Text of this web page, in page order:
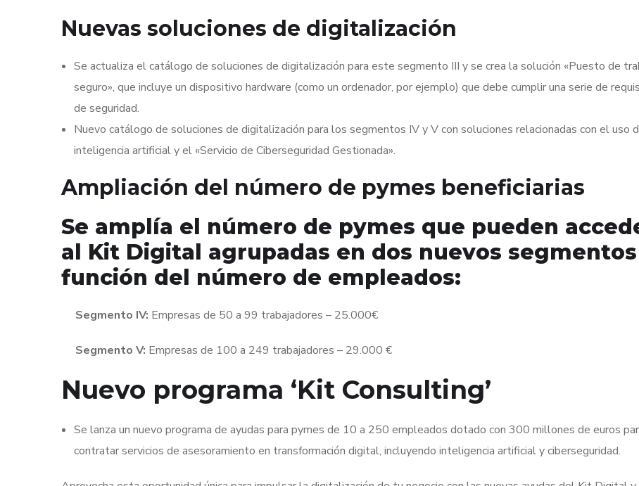
Nuevas soluciones de digitalización
Se actualiza el catálogo de soluciones de digitalización para este segmento III y se crea la solución «Puesto de
seguro», que incluye un dispositivo hardware (como un ordenador, por ejemplo) que debe cumplir una serie de
de seguridad.
Nuevo catálogo de soluciones de digitalización para los segmentos IV y V con soluciones relacionadas con el uso
inteligencia artificial y el «Servicio de Ciberseguridad Gestionada».
Ampliación del número de pymes beneficiarias
Se amplía el número de pymes que pueden
al Kit Digital agrupadas en dos nuevos
función del número de empleados:
Segmento IV: Empresas de 50 a 99 trabajadores – 25.000€
Segmento V: Empresas de 100 a 249 trabajadores – 29.000 €
Nuevo programa ‘Kit Consulting’
Se lanza un nuevo programa de ayudas para pymes de 10 a 250 empleados dotado con 300 millones de euros
contratar servicios de asesoramiento en transformación digital, incluyendo inteligencia artificial y ciberseguridad.